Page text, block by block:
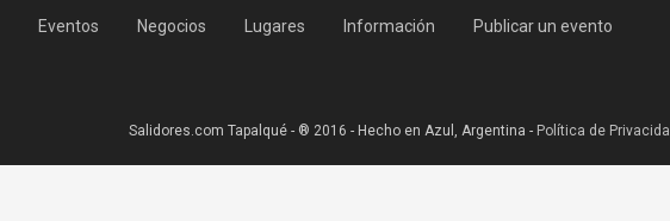
Eventos Negocios Lugares Información Publicar un evento
Salidores.com Tapalqué - ® 2016 - Hecho en Azul, Argentina - Política de